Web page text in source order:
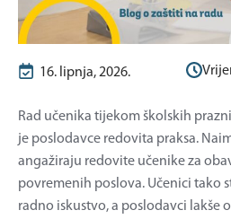
16. lipnja, 2026.
Rad učenika tijekom školskih
je poslodavce redovita praksa.
angažiraju redovite učenike za
povremenih poslova. Učenici tako
radno iskustvo, a poslodavci lakše